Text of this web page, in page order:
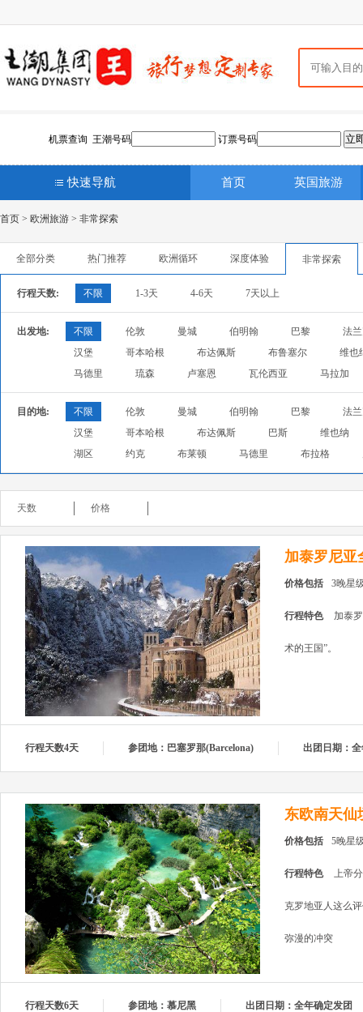
机票查询 王潮号码 订票号码
快速导航 首页 英国旅游
首页 > 欧洲旅游 > 非常探索
全部分类 热门推荐 欧洲循环 深度体验 非常探索
行程天数: 不限 1-3天 4-6天 7天以上
出发地: 不限 伦敦 曼城 伯明翰 巴黎
法
汉堡
哥本哈根 布达佩斯 布鲁塞尔
维也
马德里
琉森 卢塞恩 瓦伦西亚 马拉加
目的地: 不限 伦敦 曼城 伯明翰 巴黎
法
汉堡
哥本哈根 布达佩斯 巴斯
维也纳
湖区
约克 布莱顿 马德里 布拉格
天数 价格
加泰罗尼亚
价格包括 3晚星
行程特色 加泰
术的王国”。
行程天数4天 参团地：巴塞罗那(Barcelona) 出团日期：
东欧南天仙
价格包括 5晚星
行程特色 上帝
克罗地亚人这么
弥漫的冲突
行程天数6天 参团地：慕尼黑 出团日期：全年确定发团